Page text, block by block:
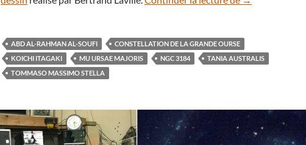
ABD AL-RAHMAN AL-SOUFI
CONSTELLATION DE LA GRANDE OURSE
KOICHI ITAGAKI
MU URSAE MAJORIS NGC 3184
TANIA AUSTRALIS
TOMMASO MASSIMO STELLA